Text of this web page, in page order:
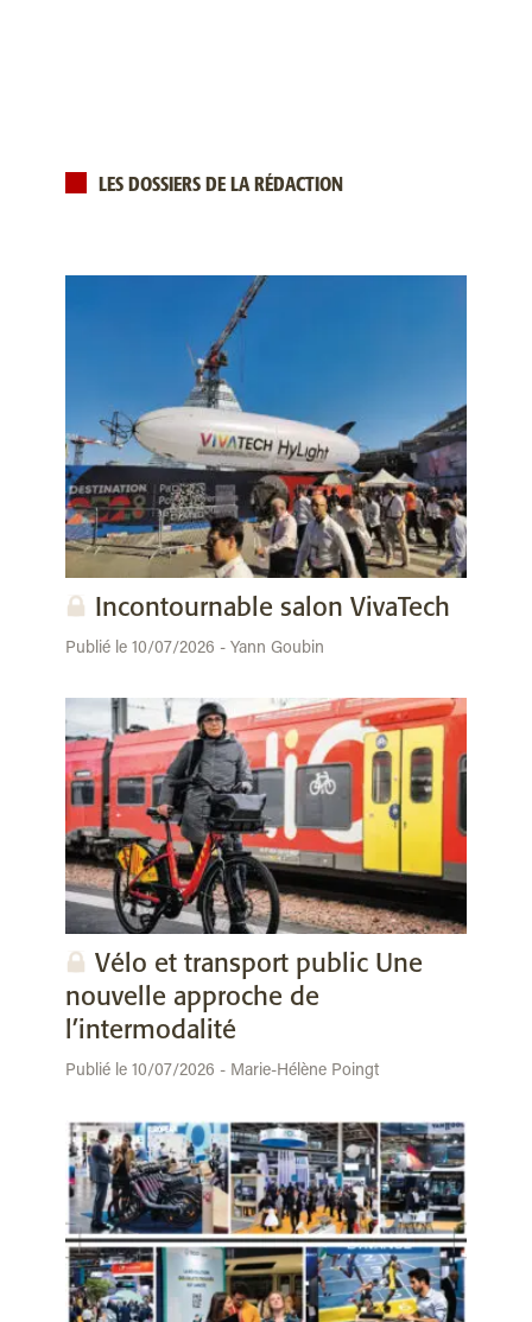
LES DOSSIERS DE LA RÉDACTION
Incontournable salon VivaTech
Publié le 10/07/2026 - Yann Goubin
Vélo et transport public Une
nouvelle approche de
l’intermodalité
Publié le 10/07/2026 - Marie-Hélène Poingt